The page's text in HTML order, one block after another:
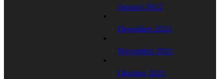
Januari 2022
Desember 2021
November 2021
Oktober 2021